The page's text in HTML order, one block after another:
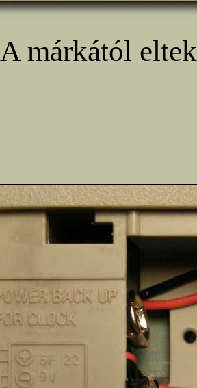
A márkától